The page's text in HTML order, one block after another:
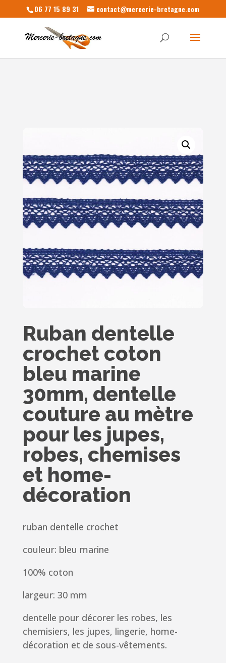
06 77 15 89 31 contact@mercerie-bretagne.com
Ruban dentelle
crochet coton
bleu marine
30mm, dentelle
couture au mètre
pour les jupes,
robes, chemises
et home-
décoration
ruban dentelle crochet
couleur: bleu marine
100% coton
largeur: 30 mm
dentelle pour décorer les robes, les
chemisiers, les jupes, lingerie, home-
décoration et de sous-vêtements.